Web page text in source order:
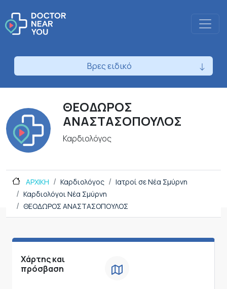
Βρες ειδικό
ΘΕΟΔΩΡΟΣ
ΑΝΑΣΤΑΣΟΠΟΥΛΟΣ
Καρδιολόγος
ΑΡΧΙΚΗ Καρδιολόγος
Ιατροί σε Νέα Σμύρνη
Καρδιολόγοι Νέα Σμύρνη
ΘΕΟΔΩΡΟΣ ΑΝΑΣΤΑΣΟΠΟΥΛΟΣ
Χάρτης και
πρόσβαση